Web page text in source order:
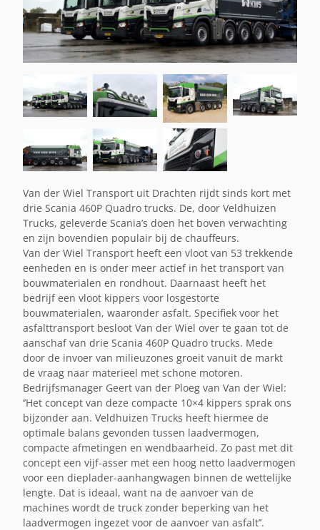
Van der Wiel Transport uit Drachten rijdt sinds kort met
drie Scania 460P Quadro trucks. De, door Veldhuizen
Trucks, geleverde Scania’s doen het boven verwachting
en zijn bovendien populair bij de chauffeurs.
Van der Wiel Transport heeft een vloot van 53 trekkende
eenheden en is onder meer actief in het transport van
bouwmaterialen en rondhout. Daarnaast heeft het
bedrijf een vloot kippers voor losgestorte
bouwmaterialen, waaronder asfalt. Specifiek voor het
asfalttransport besloot Van der Wiel over te gaan tot de
aanschaf van drie Scania 460P Quadro trucks. Mede
door de invoer van milieuzones groeit vanuit de markt
de vraag naar materieel met schone motoren.
Bedrijfsmanager Geert van der Ploeg van Van der Wiel:
‘’Het concept van deze compacte 10×4 kippers sprak ons
bijzonder aan. Veldhuizen Trucks heeft hiermee de
optimale balans gevonden tussen laadvermogen,
compacte afmetingen en wendbaarheid. Zo past met dit
concept een vijf-asser met een hoog netto laadvermogen
voor een dieplader-aanhangwagen binnen de wettelijke
lengte. Dat is ideaal, want na de aanvoer van de
machines wordt de truck zonder beperking van het
laadvermogen ingezet voor de aanvoer van asfalt’’.